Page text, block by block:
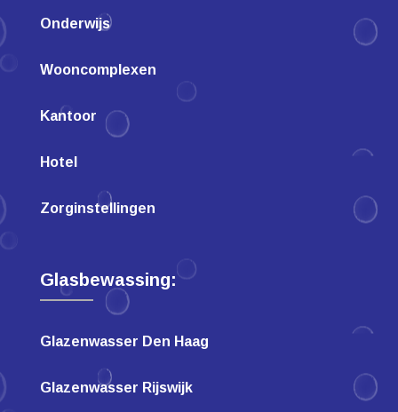
Onderwijs
Wooncomplexen
Kantoor
Hotel
Zorginstellingen
Glasbewassing:
Glazenwasser Den Haag
Glazenwasser Rijswijk